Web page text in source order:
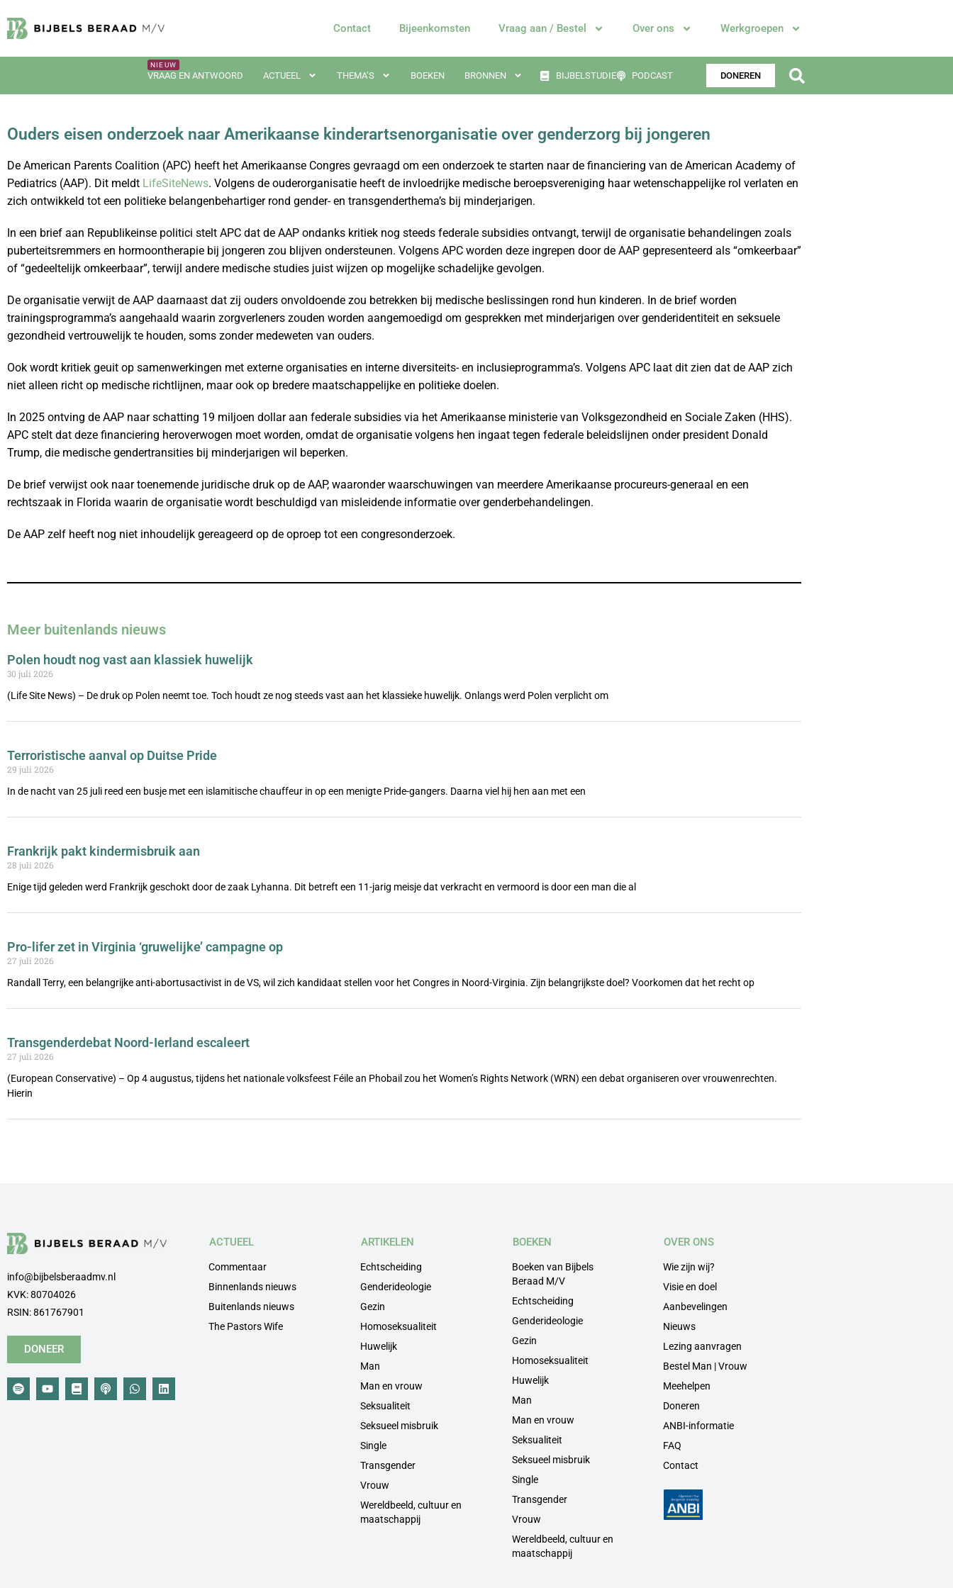
Contact Bijeenkomsten Vraag aan / Bestel Over ons Werkgroepen
VRAAG EN ANTWOORD ACTUEEL THEMA’S BOEKEN BRONNEN BIJBELSTUDIE PODCAST DONEREN
Ouders eisen onderzoek naar Amerikaanse kinderartsenorganisatie over genderzorg bij jongeren
De American Parents Coalition (APC) heeft het Amerikaanse Congres gevraagd om een onderzoek te starten naar de financiering van de American Academy of
Pediatrics (AAP). Dit meldt LifeSiteNews. Volgens de ouderorganisatie heeft de invloedrijke medische beroepsvereniging haar wetenschappelijke rol verlaten en
zich ontwikkeld tot een politieke belangenbehartiger rond gender- en transgenderthema’s bij minderjarigen.
In een brief aan Republikeinse politici stelt APC dat de AAP ondanks kritiek nog steeds federale subsidies ontvangt, terwijl de organisatie behandelingen zoals
puberteitsremmers en hormoontherapie bij jongeren zou blijven ondersteunen. Volgens APC worden deze ingrepen door de AAP gepresenteerd als “omkeerbaar”
of “gedeeltelijk omkeerbaar”, terwijl andere medische studies juist wijzen op mogelijke schadelijke gevolgen.
De organisatie verwijt de AAP daarnaast dat zij ouders onvoldoende zou betrekken bij medische beslissingen rond hun kinderen. In de brief worden
trainingsprogramma’s aangehaald waarin zorgverleners zouden worden aangemoedigd om gesprekken met minderjarigen over genderidentiteit en seksuele
gezondheid vertrouwelijk te houden, soms zonder medeweten van ouders.
Ook wordt kritiek geuit op samenwerkingen met externe organisaties en interne diversiteits- en inclusieprogramma’s. Volgens APC laat dit zien dat de AAP zich
niet alleen richt op medische richtlijnen, maar ook op bredere maatschappelijke en politieke doelen.
In 2025 ontving de AAP naar schatting 19 miljoen dollar aan federale subsidies via het Amerikaanse ministerie van Volksgezondheid en Sociale Zaken (HHS).
APC stelt dat deze financiering heroverwogen moet worden, omdat de organisatie volgens hen ingaat tegen federale beleidslijnen onder president Donald
Trump, die medische gendertransities bij minderjarigen wil beperken.
De brief verwijst ook naar toenemende juridische druk op de AAP, waaronder waarschuwingen van meerdere Amerikaanse procureurs-generaal en een
rechtszaak in Florida waarin de organisatie wordt beschuldigd van misleidende informatie over genderbehandelingen.
De AAP zelf heeft nog niet inhoudelijk gereageerd op de oproep tot een congresonderzoek.
Meer buitenlands nieuws
Polen houdt nog vast aan klassiek huwelijk
30 juli 2026
(Life Site News) – De druk op Polen neemt toe. Toch houdt ze nog steeds vast aan het klassieke huwelijk. Onlangs werd Polen verplicht om
Terroristische aanval op Duitse Pride
29 juli 2026
In de nacht van 25 juli reed een busje met een islamitische chauffeur in op een menigte Pride-gangers. Daarna viel hij hen aan met een
Frankrijk pakt kindermisbruik aan
28 juli 2026
Enige tijd geleden werd Frankrijk geschokt door de zaak Lyhanna. Dit betreft een 11-jarig meisje dat verkracht en vermoord is door een man die al
Pro-lifer zet in Virginia ‘gruwelijke’ campagne op
27 juli 2026
Randall Terry, een belangrijke anti-abortusactivist in de VS, wil zich kandidaat stellen voor het Congres in Noord-Virginia. Zijn belangrijkste doel? Voorkomen dat het recht op
Transgenderdebat Noord-Ierland escaleert
27 juli 2026
(European Conservative) – Op 4 augustus, tijdens het nationale volksfeest Féile an Phobail zou het Women’s Rights Network (WRN) een debat organiseren over vrouwenrechten.
Hierin
info@bijbelsberaadmv.nl
KVK: 80704026
RSIN: 861767901
DONEER
ACTUEEL
Commentaar
Binnenlands nieuws
Buitenlands nieuws
The Pastors Wife
ARTIKELEN
Echtscheiding
Genderideologie
Gezin
Homoseksualiteit
Huwelijk
Man
Man en vrouw
Seksualiteit
Seksueel misbruik
Single
Transgender
Vrouw
Wereldbeeld, cultuur en
maatschappij
BOEKEN
Boeken van Bijbels
Beraad M/V
Echtscheiding
Genderideologie
Gezin
Homoseksualiteit
Huwelijk
Man
Man en vrouw
Seksualiteit
Seksueel misbruik
Single
Transgender
Vrouw
Wereldbeeld, cultuur en
maatschappij
OVER ONS
Wie zijn wij?
Visie en doel
Aanbevelingen
Nieuws
Lezing aanvragen
Bestel Man | Vrouw
Meehelpen
Doneren
ANBI-informatie
FAQ
Contact